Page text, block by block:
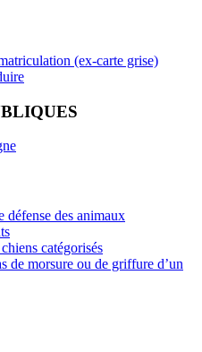
(ex-carte grise)
défense des animaux
catégorisés
de morsure ou de griffure d’un